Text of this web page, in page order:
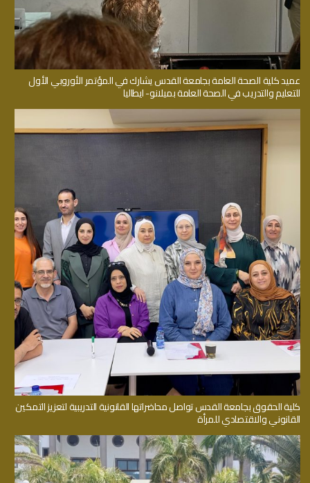
عميد كلية الصحة العامة بجامعة القدس يشارك في المؤتمر الأوروبي الأول
للتعليم والتدريب في الصحة العامة بميلانو- ايطاليا
كلية الحقوق بجامعة القدس تواصل محاضراتها القانونية التدريبية لتعزيز التمكين
القانوني والاقتصادي للمرأة